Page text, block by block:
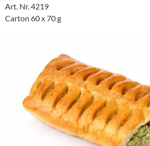
Art. Nr. 4219
Carton 60 x 70 g